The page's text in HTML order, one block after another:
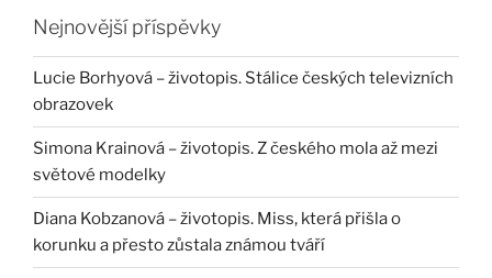
Nejnovější příspěvky
Lucie Borhyová – životopis. Stálice českých televizních
obrazovek
Simona Krainová – životopis. Z českého mola až mezi
světové modelky
Diana Kobzanová – životopis. Miss, která přišla o
korunku a přesto zůstala známou tváří